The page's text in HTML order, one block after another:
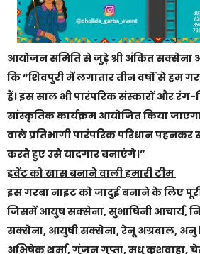
आयोजन समिति से जुड़े श्री अंकित सक्सेना
कि “शिवपुरी में लगातार तीन वर्षों से हम
हैं। इस साल भी पारंपरिक संस्कारों और
सांस्कृतिक कार्यक्रम आयोजित किया
वाले प्रतिभागी पारंपरिक परिधान पहनकर
करते हुए उसे यादगार बनाएंगे।”
इवेंट को खास बनाने वाली हमारी टीम
इस गरबा नाइट को जादुई बनाने के लिए
जिसमें आयुष सक्सेना, सुभाषिनी आचार्य,
सक्सेना, आयुषी सक्सेना, रेनू अग्रवाल, अनु
अभिषेक शर्मा, गुंजन गुप्ता, मधु कुशवाहा,